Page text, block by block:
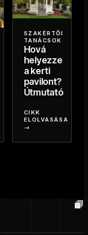
SZAKÉRTŐI
TANÁCSOK
Hová
helyezze
a kerti
pavilont?
Útmutató
CIKK
ELOLVASÁSA
→